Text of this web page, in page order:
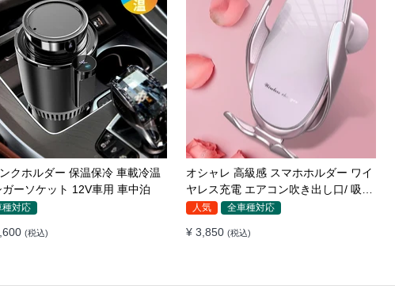
ワイヤレス充電器 LEDライト付
度回転 安定性 粘着ゲル吸盤＆
ン吹き出し口式兼用 片手操作
種対応
(税込)
車載スマホホルダー 超強力吸着 真空
吸盤 携帯ホルダー 多角度調整 360°回
転な台座 車用ホルダー 折りたたみ式
全車種対応
¥ 5,230 (税込)